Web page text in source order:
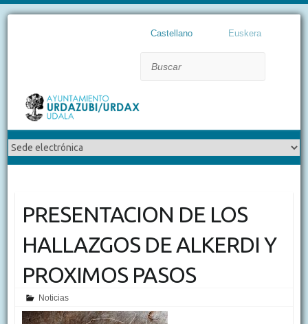
Castellano Euskera
PRESENTACION DE LOS
HALLAZGOS DE ALKERDI Y
PROXIMOS PASOS
Noticias